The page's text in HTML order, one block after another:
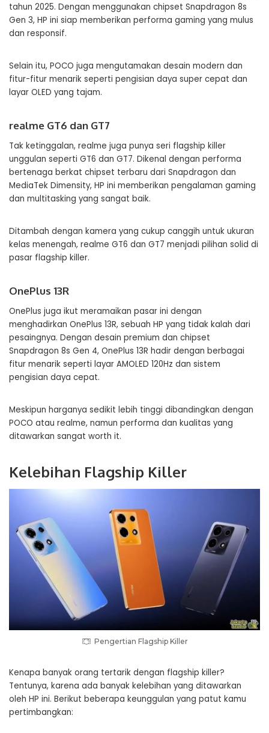
tahun 2025. Dengan menggunakan chipset Snapdragon 8s
Gen 3, HP ini siap memberikan performa gaming yang mulus
dan responsif.
Selain itu, POCO juga mengutamakan desain modern dan
fitur-fitur menarik seperti pengisian daya super cepat dan
layar OLED yang tajam.
realme GT6 dan GT7
Tak ketinggalan, realme juga punya seri flagship killer
unggulan seperti GT6 dan GT7. Dikenal dengan performa
bertenaga berkat chipset terbaru dari Snapdragon dan
MediaTek Dimensity, HP ini memberikan pengalaman gaming
dan multitasking yang sangat baik.
Ditambah dengan kamera yang cukup canggih untuk ukuran
kelas menengah, realme GT6 dan GT7 menjadi pilihan solid di
pasar flagship killer.
OnePlus 13R
OnePlus juga ikut meramaikan pasar ini dengan
menghadirkan OnePlus 13R, sebuah HP yang tidak kalah dari
pesaingnya. Dengan desain premium dan chipset
Snapdragon 8s Gen 4, OnePlus 13R hadir dengan berbagai
fitur menarik seperti layar AMOLED 120Hz dan sistem
pengisian daya cepat.
Meskipun harganya sedikit lebih tinggi dibandingkan dengan
POCO atau realme, namun performa dan kualitas yang
ditawarkan sangat worth it.
Kelebihan Flagship Killer
Pengertian Flagship Killer
Kenapa banyak orang tertarik dengan flagship killer?
Tentunya, karena ada banyak kelebihan yang ditawarkan
oleh HP ini. Berikut beberapa keunggulan yang patut kamu
pertimbangkan: